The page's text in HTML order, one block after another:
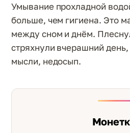
Умывание прохладной
больше, чем гигиена. Это
между сном и днём.
стряхнули вчерашний
мысли, недосып.